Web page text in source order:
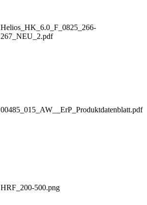
Helios_HK_6.0_F_0825_266-
267_NEU_2.pdf
00485_015_AW__ErP_Produktdatenblatt.pdf
HRF_200-500.png